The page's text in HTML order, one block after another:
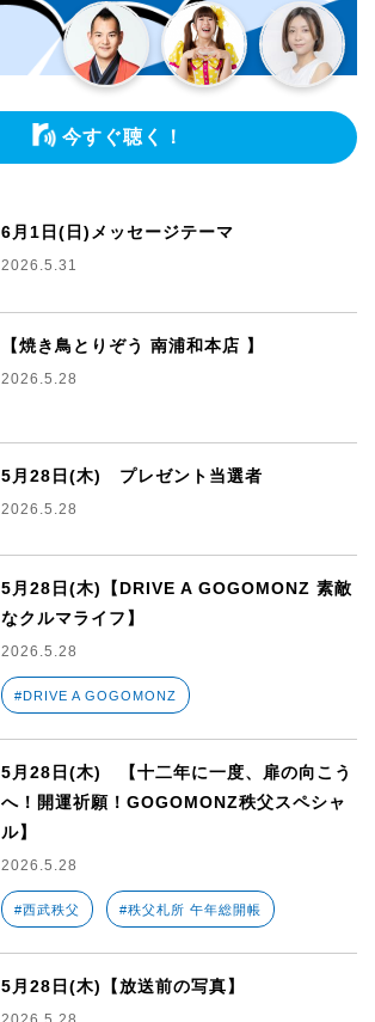
今すぐ聴く！
6月1日(日)メッセージテーマ
2026.5.31
【焼き鳥とりぞう 南浦和本店 】
2026.5.28
5月28日(木) プレゼント当選者
2026.5.28
5月28日(木)【DRIVE A GOGOMONZ 素敵
なクルマライフ】
2026.5.28
#DRIVE A GOGOMONZ
5月28日(木) 【十二年に一度、扉の向こう
へ！開運祈願！GOGOMONZ秩父スペシャ
ル】
2026.5.28
#西武秩父 #秩父札所 午年総開帳
5月28日(木)【放送前の写真】